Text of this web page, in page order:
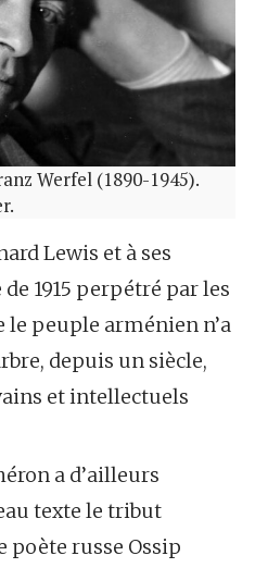
Werfel (1890-1945).
Lewis et à ses
1915 perpétré par les
le peuple arménien n’a
depuis un siècle,
et intellectuels
a d’ailleurs
texte le tribut
russe Ossip